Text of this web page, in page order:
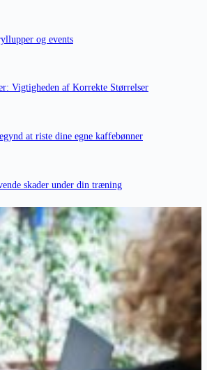
og events
Vigtigheden af Korrekte Størrelser
at riste dine egne kaffebønner
skader under din træning